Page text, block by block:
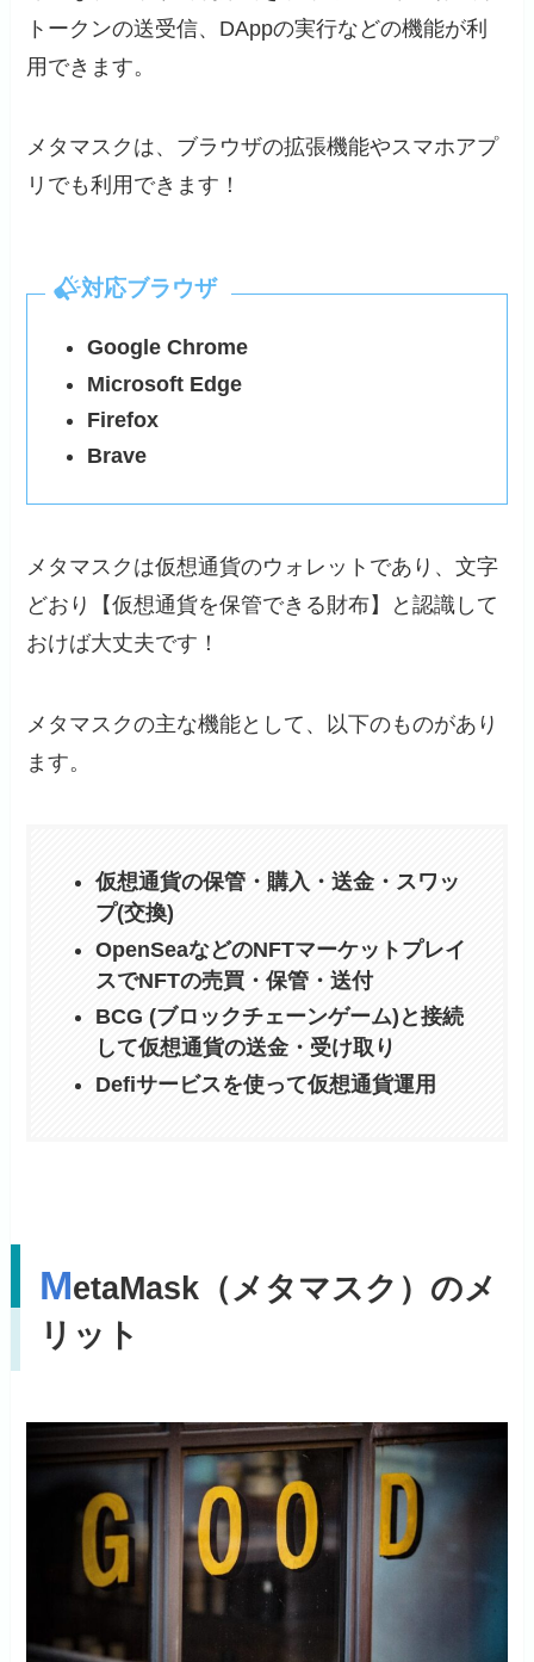
トークンの送受信、DAppの実行などの機能が利
用できます。
メタマスクは、ブラウザの拡張機能やスマホアプ
リでも利用できます！
対応ブラウザ
Google Chrome
Microsoft Edge
Firefox
Brave
メタマスクは仮想通貨のウォレットであり、文字
どおり【仮想通貨を保管できる財布】と認識して
おけば大丈夫です！
メタマスクの主な機能として、以下のものがあり
ます。
仮想通貨の保管・購入・送金・スワッ
プ(交換)
OpenSeaなどのNFTマーケットプレイ
スでNFTの売買・保管・送付
BCG (ブロックチェーンゲーム)と接続
して仮想通貨の送金・受け取り
Defiサービスを使って仮想通貨運用
MetaMask（メタマスク）のメ
リット